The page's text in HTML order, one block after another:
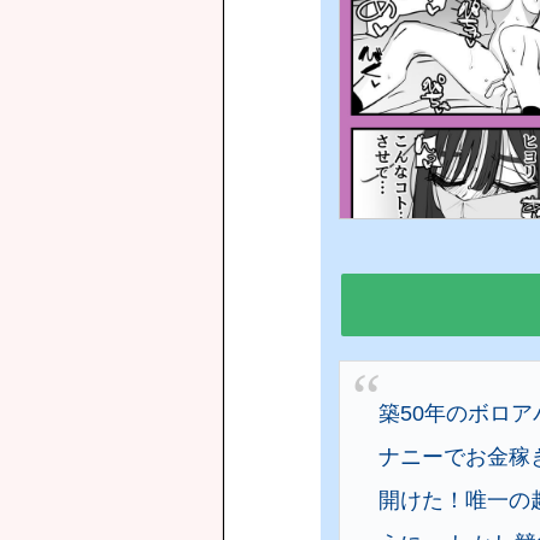
築50年のボロ
ナニーでお金
開けた！唯一の